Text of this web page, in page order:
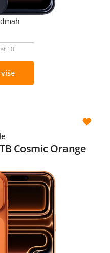
10
Cosmic Orange